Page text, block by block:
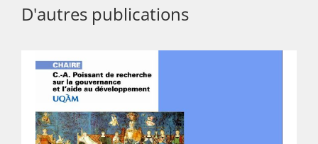
D'autres publications